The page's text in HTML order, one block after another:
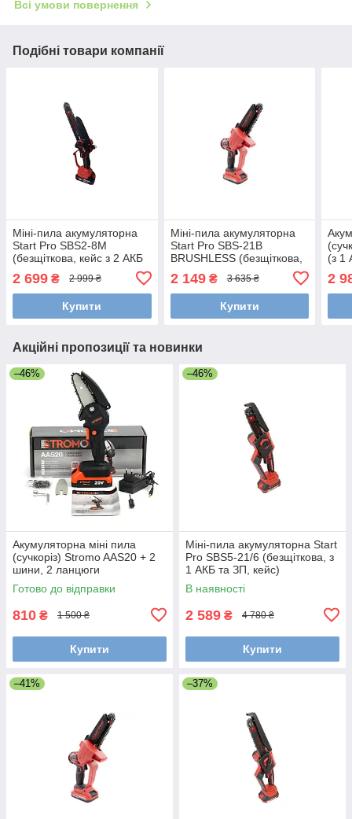
Всі умови повернення
Подібні товари компанії
Міні-пила акумуляторна
Start Pro SBS2-8M
(безщіткова, кейс з 2 АКБ
2 699 ₴ 2 999 ₴
Купити
Міні-пила акумуляторна
Start Pro SBS-21B
BRUSHLESS (безщіткова,
2 шини, 2 ланцюга, з АКБ
та ЗП)
2 149₴ 3 635 ₴
Купити
(з 1
2
Акційні пропозиції та новинки
–46%
Акумуляторна міні пила
(сучкоріз) Stromo AAS20 + 2
шини, 2 ланцюги
Готово до відправки
810 ₴ 1 500 ₴
Купити
–46%
Міні-пила акумуляторна Start
Pro SBS5-21/6 (безщіткова, з
1 АКБ та ЗП, кейс)
В наявності
2 589 ₴ 4 780 ₴
Купити
–41% –37%